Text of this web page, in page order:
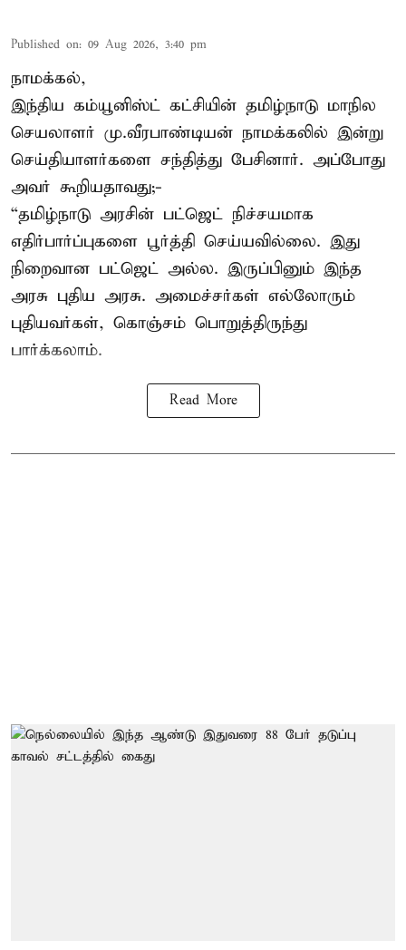
Published on: 09 Aug 2026, 3:40 pm
நாமக்கல்,
இந்திய கம்யூனிஸ்ட் கட்சியின் தமிழ்நாடு மாநில
செயலாளர் மு.வீரபாண்டியன் நாமக்கலில் இன்று
செய்தியாளர்களை சந்தித்து பேசினார். அப்போது
அவர் கூறியதாவது;-
“தமிழ்நாடு அரசின் பட்ஜெட் நிச்சயமாக
எதிர்பார்ப்புகளை பூர்த்தி செய்யவில்லை. இது
நிறைவான பட்ஜெட் அல்ல. இருப்பினும் இந்த
அரசு புதிய அரசு. அமைச்சர்கள் எல்லோரும்
புதியவர்கள், கொஞ்சம் பொறுத்திருந்து
பார்க்கலாம்.
Read More